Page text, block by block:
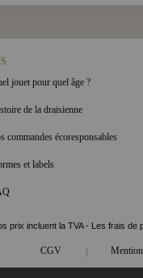
jouet pour quel âge ?
de la draisienne
commandes écoresponsables
et labels
prix incluent la TVA - Les frais
CGV |